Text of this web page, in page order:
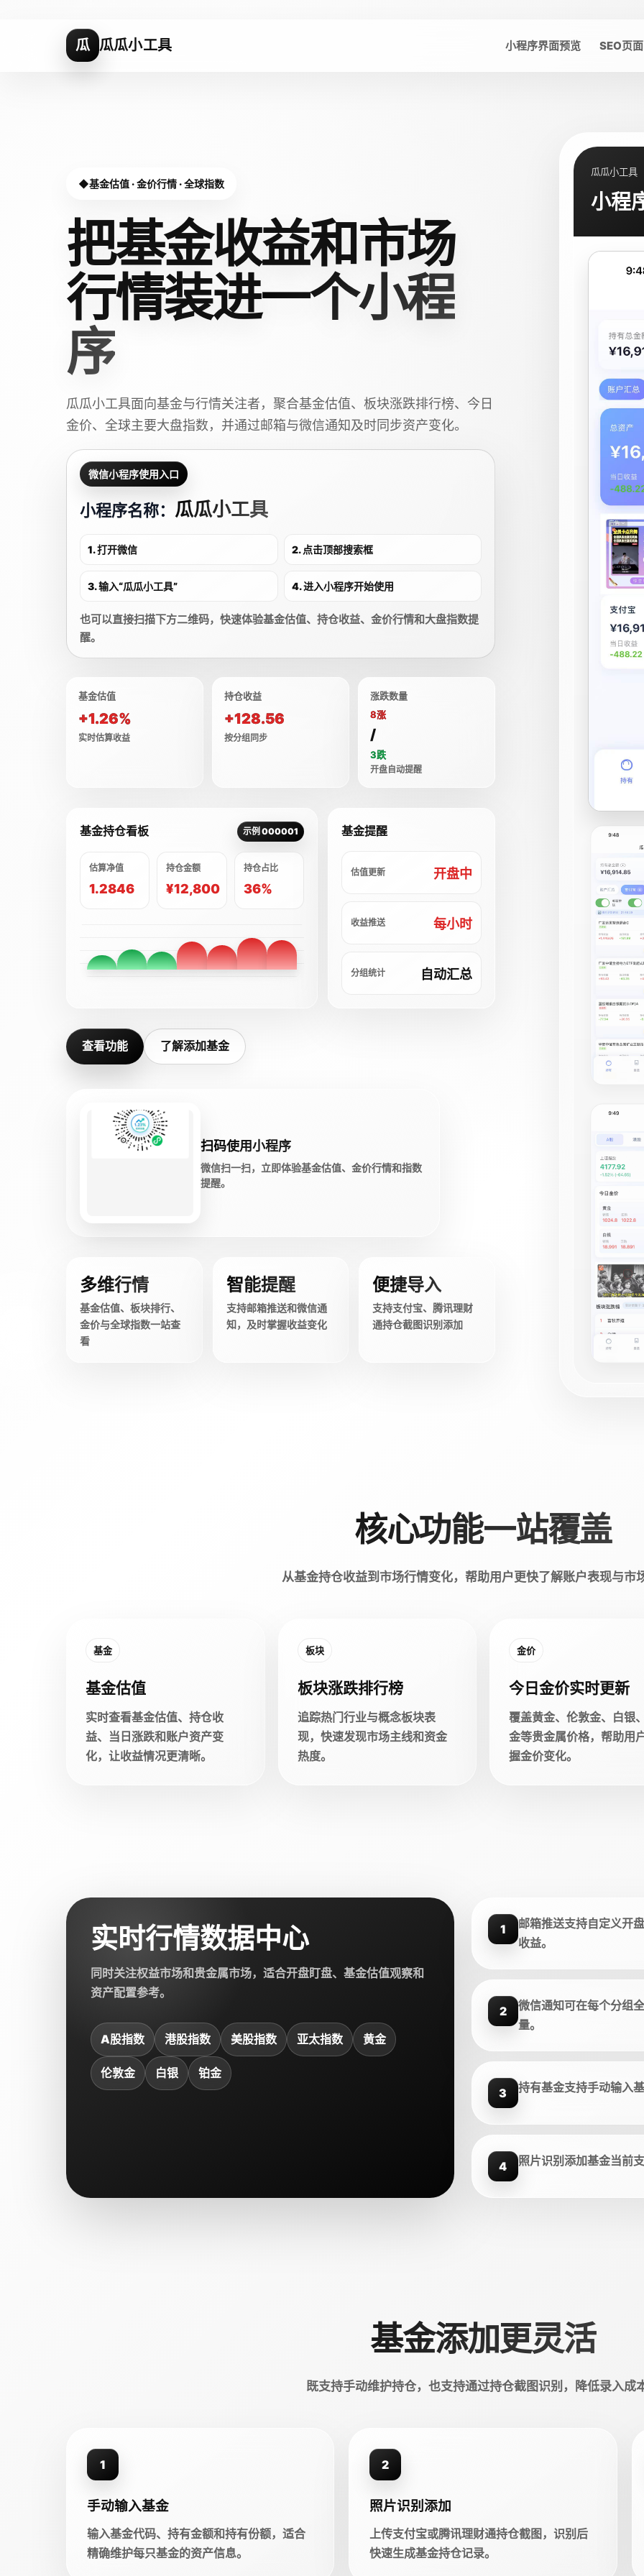
瓜 瓜瓜小工具 小程序界面预览 SEO页面
基金估值 · 金价行情 · 全球指数
把基金收益和市场
行情装进一个小程
序
瓜瓜小工具面向基金与行情关注者，聚合基金估值、板块涨跌排行榜、今日
金价、全球主要大盘指数，并通过邮箱与微信通知及时同步资产变化。
微信小程序使用入口
小程序名称： 瓜瓜小工具
1. 打开微信 2. 点击顶部搜索框
3. 输入“瓜瓜小工具” 4. 进入小程序开始使用
也可以直接扫描下方二维码，快速体验基金估值、持仓收益、金价行情和大盘指数提
醒。
基金估值
+1.26%
实时估算收益
持仓收益
+128.56
按分组同步
涨跌数量
8涨
/
3跌
开盘自动提醒
基金持仓看板 示例 000001
估算净值
1.2846
持仓金额
¥12,800
持仓占比
36%
基金提醒
估值更新 开盘中
收益推送 每小时
分组统计 自动汇总
查看功能 了解添加基金
扫码使用小程序
微信扫一扫，立即体验基金估值、金价行情和指数
提醒。
多维行情
基金估值、板块排行、
金价与全球指数一站查
看
智能提醒
支持邮箱推送和微信通
知，及时掌握收益变化
便捷导入
支持支付宝、腾讯理财
通持仓截图识别添加
瓜瓜小工具
小程
核心功能一站覆盖
从基金持仓收益到市场行情变化，帮助用户更快了解账户表现与市
基金
基金估值
实时查看基金估值、持仓收
益、当日涨跌和账户资产变
化，让收益情况更清晰。
板块
板块涨跌排行榜
追踪热门行业与概念板块表
现，快速发现市场主线和资金
热度。
金价
今日金价实时更新
覆盖黄金、伦敦金、白银
金等贵金属价格，帮助用
握金价变化。
实时行情数据中心
同时关注权益市场和贵金属市场，适合开盘盯盘、基金估值观察和
资产配置参考。
A股指数 港股指数 美股指数 亚太指数 黄金
伦敦金 白银 铂金
1
邮箱推送支持自定义开
收益。
2
微信通知可在每个分组
量。
3 持有基金支持手动输入
4 照片识别添加基金当前
基金添加更灵活
既支持手动维护持仓，也支持通过持仓截图识别，降低录入成
1
手动输入基金
输入基金代码、持有金额和持有份额，适合
精确维护每只基金的资产信息。
2
照片识别添加
上传支付宝或腾讯理财通持仓截图，识别后
快速生成基金持仓记录。